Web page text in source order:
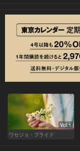
Vol.1
ワセジョ・プライド